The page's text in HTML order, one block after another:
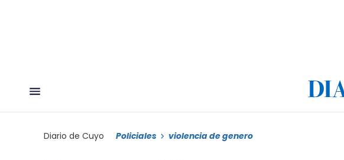
Diario de Cuyo Policiales violencia de genero